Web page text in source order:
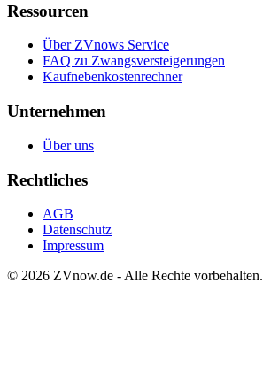
Ressourcen
Über ZVnows Service
FAQ zu Zwangsversteigerungen
Kaufnebenkostenrechner
Unternehmen
Über uns
Rechtliches
AGB
Datenschutz
Impressum
© 2026 ZVnow.de - Alle Rechte vorbehalten.